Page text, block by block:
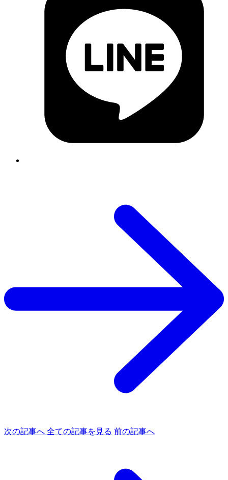
次の記事へ 全ての記事を見る 前の記事へ